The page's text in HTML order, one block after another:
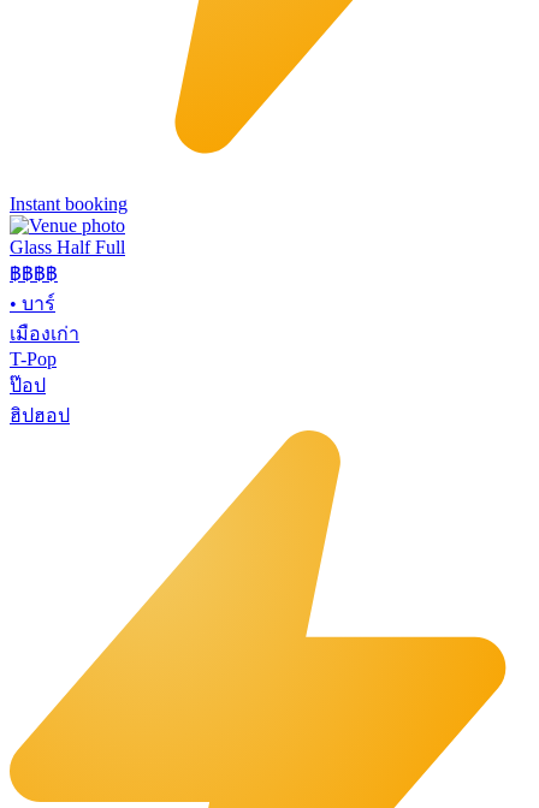
Instant booking
Glass Half Full
฿฿฿฿
• บาร์
เมืองเก่า
T-Pop
ป๊อป
ฮิปฮอป